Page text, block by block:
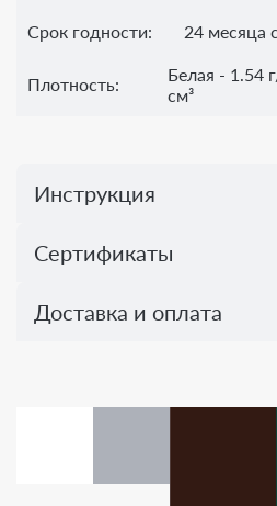
Срок годности: 24 месяца
Плотность:
Белая - 1.54
см³
Инструкция
Сертификаты
Доставка и оплата